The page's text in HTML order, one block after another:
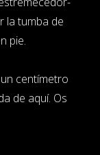
la tumba de
pie.
centímetro
de aquí. Os